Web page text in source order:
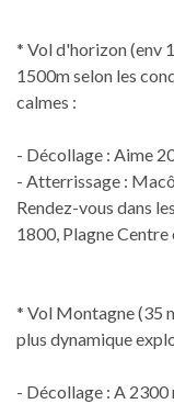
* Vol d'horizon (env
1500m selon les
calmes :
- Décollage : Aime
- Atterrissage :
Rendez-vous dans
1800, Plagne
* Vol Montagne (35
plus dynamique
- Décollage : A 2300